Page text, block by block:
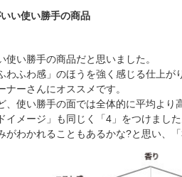
い使い勝手の商品
い勝手の商品だと思いました。
ふわ感」のほうを強く感じる仕上
ーさんにオススメです。
、使い勝手の面では全体的に平均よ
メージ」も同じく「4」をつけました
わかれることもあるかな?と思い、「